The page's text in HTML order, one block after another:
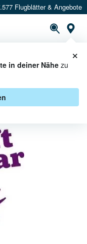
Flugblätter & Angebote
in deiner Nähezu
×
&